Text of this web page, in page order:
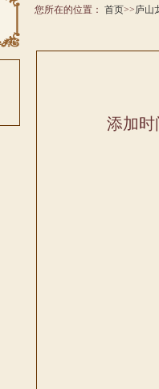
您所在的位置： 首页>>庐山
添加时